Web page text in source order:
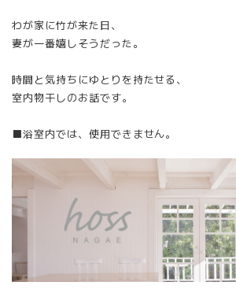
わが家に竹が来た日、
妻が一番嬉しそうだった。
時間と気持ちにゆとりを持たせる、
室内物干しのお話です。
■浴室内では、使用できません。